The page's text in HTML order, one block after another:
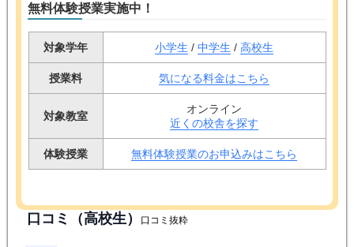
無料体験授業実施中！
対象学年 小学生 / 中学生 / 高校生
授業料 気になる料金はこちら
対象教室
オンライン
近くの校舎を探す
体験授業 無料体験授業のお申込みはこちら
口コミ（高校生） 口コミ抜粋